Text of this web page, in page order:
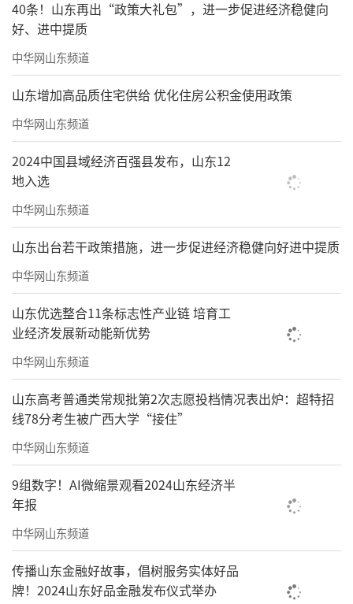
40条！山东再出“政策大礼包”，进一步促进经济稳健向
好、进中提质
中华网山东频道
山东增加高品质住宅供给 优化住房公积金使用政策
中华网山东频道
2024中国县域经济百强县发布，山东12
地入选
中华网山东频道
山东出台若干政策措施，进一步促进经济稳健向好进中提质
中华网山东频道
山东优选整合11条标志性产业链 培育工
业经济发展新动能新优势
中华网山东频道
山东高考普通类常规批第2次志愿投档情况表出炉：超特招
线78分考生被广西大学“接住”
中华网山东频道
9组数字！AI微缩景观看2024山东经济半
年报
中华网山东频道
传播山东金融好故事，倡树服务实体好品
牌！2024山东好品金融发布仪式举办